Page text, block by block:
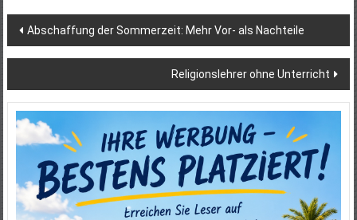
Beitragsnavigation
Abschaffung der Sommerzeit: Mehr Vor- als Nachteile
Religionslehrer ohne Unterricht